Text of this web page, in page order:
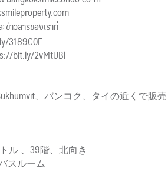
าวสารของเราที่
3189C0F
bit.ly/2vMtUBl
Sukhumvit、バンコク、タイの近くで
ル 、39階、北向き
スルーム